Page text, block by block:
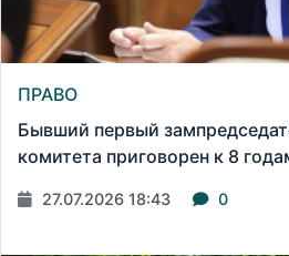
ПРАВО
Бывший первый
комитета приговорен к 8
27.07.2026 18:43 0